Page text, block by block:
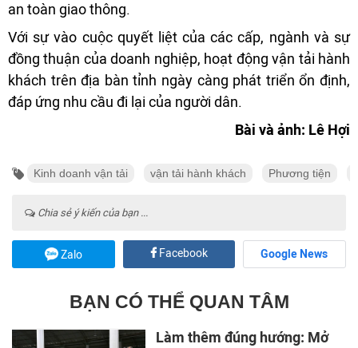
an toàn giao thông.
Với sự vào cuộc quyết liệt của các cấp, ngành và sự
đồng thuận của doanh nghiệp, hoạt động vận tải hành
khách trên địa bàn tỉnh ngày càng phát triển ổn định,
đáp ứng nhu cầu đi lại của người dân.
Bài và ảnh: Lê Hợi
Kinh doanh vận tải vận tải hành khách Phương tiện
Chia sẻ ý kiến của bạn ...
Zalo Facebook Google News
BẠN CÓ THỂ QUAN TÂM
Làm thêm đúng hướng: Mở